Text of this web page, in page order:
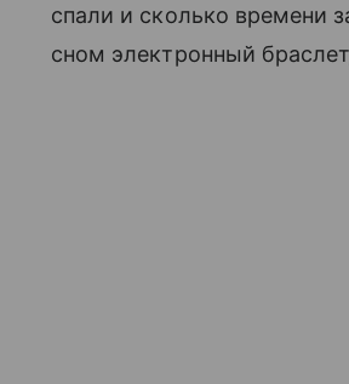
спали и сколько времени
сном электронный